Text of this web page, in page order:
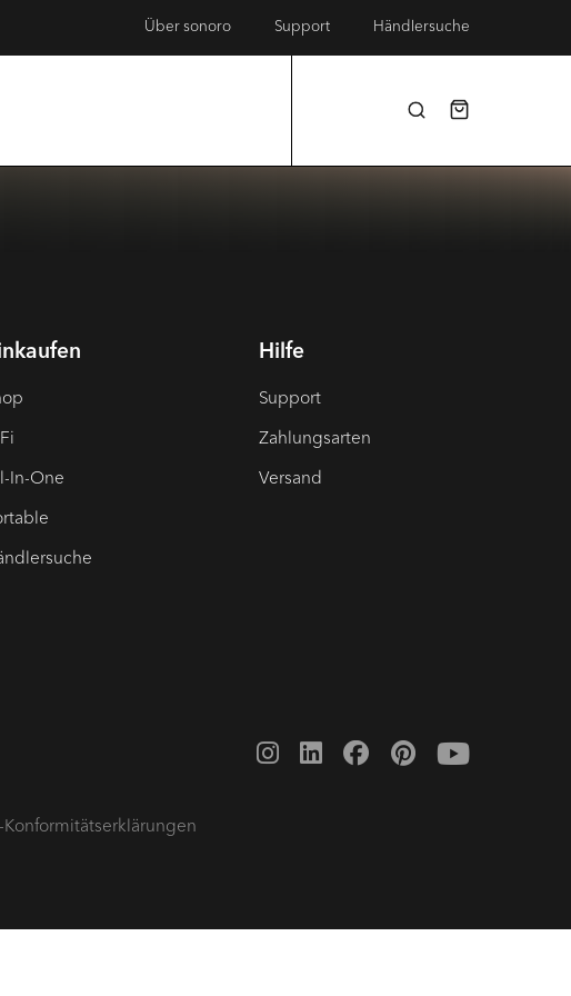
Über sonoro Support Händlersuche
In-One
Hilfe
Support
Zahlungsarten
Versand
Konformitätserklärungen